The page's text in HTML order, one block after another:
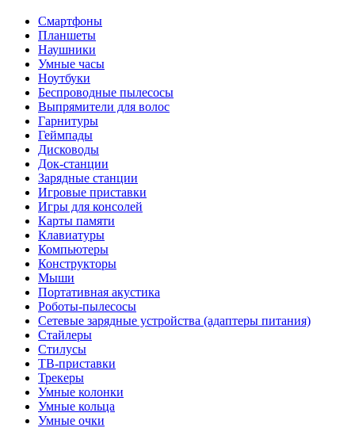
Смартфоны
Планшеты
Наушники
Умные часы
Ноутбуки
Беспроводные пылесосы
Выпрямители для волос
Гарнитуры
Геймпады
Дисководы
Док-станции
Зарядные станции
Игровые приставки
Игры для консолей
Карты памяти
Клавиатуры
Компьютеры
Конструкторы
Мыши
Портативная акустика
Роботы-пылесосы
Сетевые зарядные устройства (адаптеры питания)
Стайлеры
Стилусы
ТВ-приставки
Трекеры
Умные колонки
Умные кольца
Умные очки